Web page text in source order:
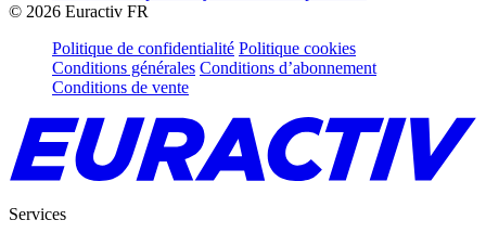
© 2026 Euractiv FR
Politique de confidentialité Politique cookies
Conditions générales Conditions d’abonnement
Conditions de vente
Services